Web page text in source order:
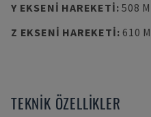
Y EKSENI HAREKETI:508
Z EKSENI HAREKETI: 610
TEKNIK ÖZELLIKLER